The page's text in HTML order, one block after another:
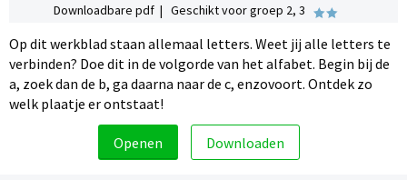
Downloadbare pdf | Geschikt voor groep 2, 3
Op dit werkblad staan allemaal letters. Weet jij alle letters te
verbinden? Doe dit in de volgorde van het alfabet. Begin bij de
a, zoek dan de b, ga daarna naar de c, enzovoort. Ontdek zo
welk plaatje er ontstaat!
Openen Downloaden